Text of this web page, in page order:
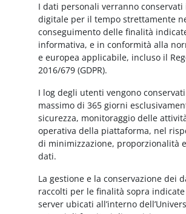
I dati personali verranno
digitale per il tempo strettamente
conseguimento delle finalità
informativa, e in conformità alla
e europea applicabile, incluso il
2016/679 (GDPR).
I log degli utenti vengono
massimo di 365 giorni
sicurezza, monitoraggio delle
operativa della piattaforma, nel
di minimizzazione, proporzionalità
dati.
La gestione e la conservazione dei
raccolti per le finalità sopra indicate
server ubicati all’interno